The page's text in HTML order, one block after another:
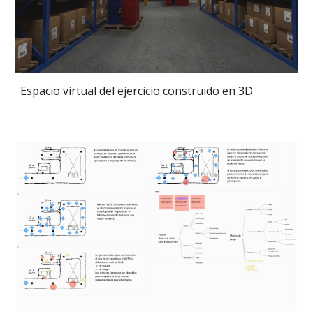
Espacio virtual del ejercicio construido en 3D